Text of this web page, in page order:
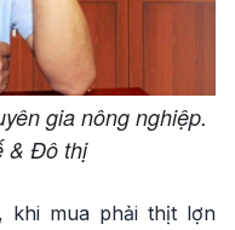
gia nông nghiệp.
& Đô thị
khi mua phải thịt lợn